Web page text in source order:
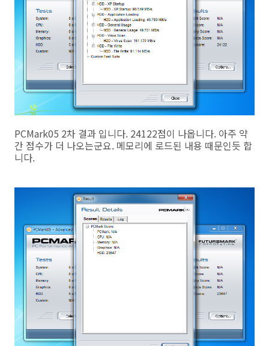
PCMark05 2차 결과 입니다. 24122점이 나옵니다. 아주 약
간 점수가 더 나오는군요. 메모리에 로드된 내용 때문인듯 합
니다.